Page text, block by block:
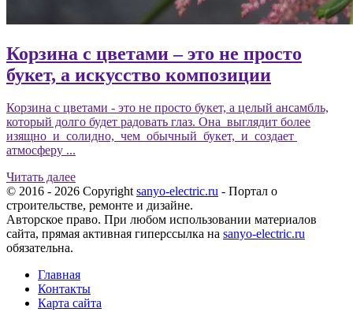
Корзина с цветами – это не просто
букет, а искусство композиции
Корзина с цветами - это не просто букет, а целый ансамбль,
который долго будет радовать глаз. Она выглядит более
изящно и солидно, чем обычный букет, и создает
атмосферу ...
Читать далее
© 2016 - 2026 Copyrightsanyo-electric.ru - Портал о
строительстве, ремонте и дизайне.
Авторское право. При любом использовании материалов
сайта, прямая активная гиперссылка на sanyo-electric.ru
обязательна.
Главная
Контакты
Карта сайта